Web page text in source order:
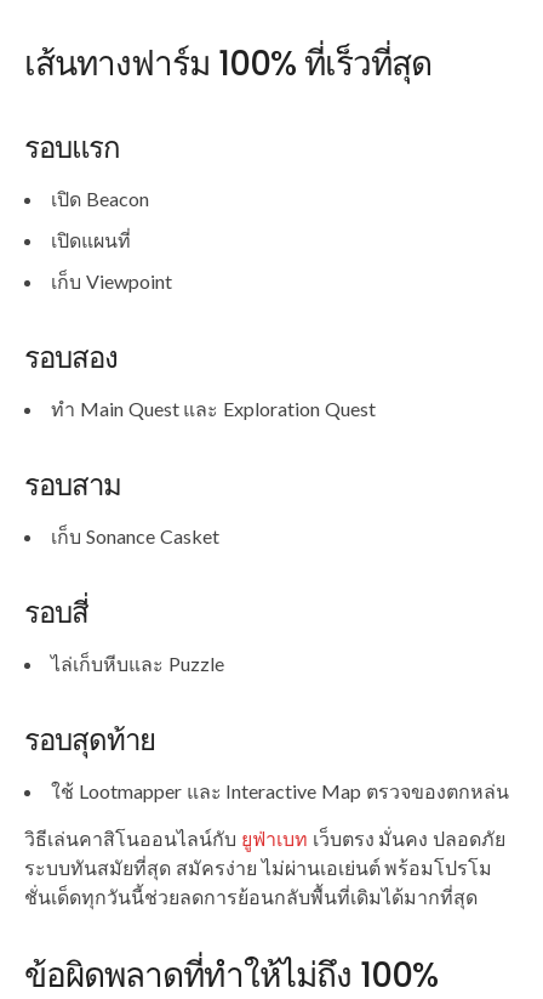
เส้นทางฟาร์ม 100% ที่เร็วที่สุด
รอบแรก
เปิด Beacon
เปิดแผนที่
เก็บ Viewpoint
รอบสอง
ทำ Main Quest และ Exploration Quest
รอบสาม
เก็บ Sonance Casket
รอบสี่
ไล่เก็บหีบและ Puzzle
รอบสุดท้าย
ใช้ Lootmapper และ Interactive Map ตรวจของตกหล่น
วิธีเล่นคาสิโนออนไลน์กับ ยูฟ่าเบท เว็บตรง มั่นคง ปลอดภัย
ระบบทันสมัยที่สุด สมัครง่าย ไม่ผ่านเอเย่นต์ พร้อมโปรโม
ชั่นเด็ดทุกวันนี้ช่วยลดการย้อนกลับพื้นที่เดิมได้มากที่สุด
ข้อผิดพลาดที่ทำให้ไม่ถึง 100%